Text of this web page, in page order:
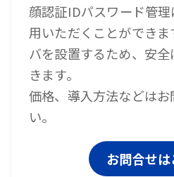
顔認証IDパスワード管
用いただくことができ
バを設置するため、安
きます。
価格、導入方法などは
い。
お問合せは